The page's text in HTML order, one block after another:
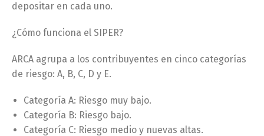
depositar en cada uno.
¿Cómo funciona el SIPER?
ARCA agrupa a los contribuyentes en cinco categorías
de riesgo: A, B, C, D y E.
Categoría A: Riesgo muy bajo.
Categoría B: Riesgo bajo.
Categoría C: Riesgo medio y nuevas altas.